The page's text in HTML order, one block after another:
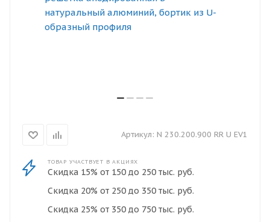
Артикул: N 230.200.900 RR U EV1
ТОВАР УЧАСТВУЕТ В АКЦИЯХ
Скидка 15% от 150 до 250 тыс. руб.
Скидка 20% от 250 до 350 тыс. руб.
Скидка 25% от 350 до 750 тыс. руб.